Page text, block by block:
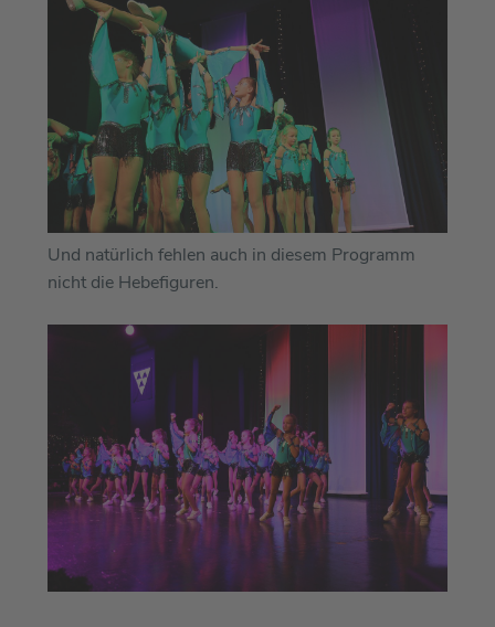
Und natürlich fehlen auch in diesem Programm
nicht die Hebefiguren.